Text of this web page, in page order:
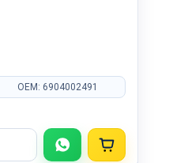
OEM: 6904002491